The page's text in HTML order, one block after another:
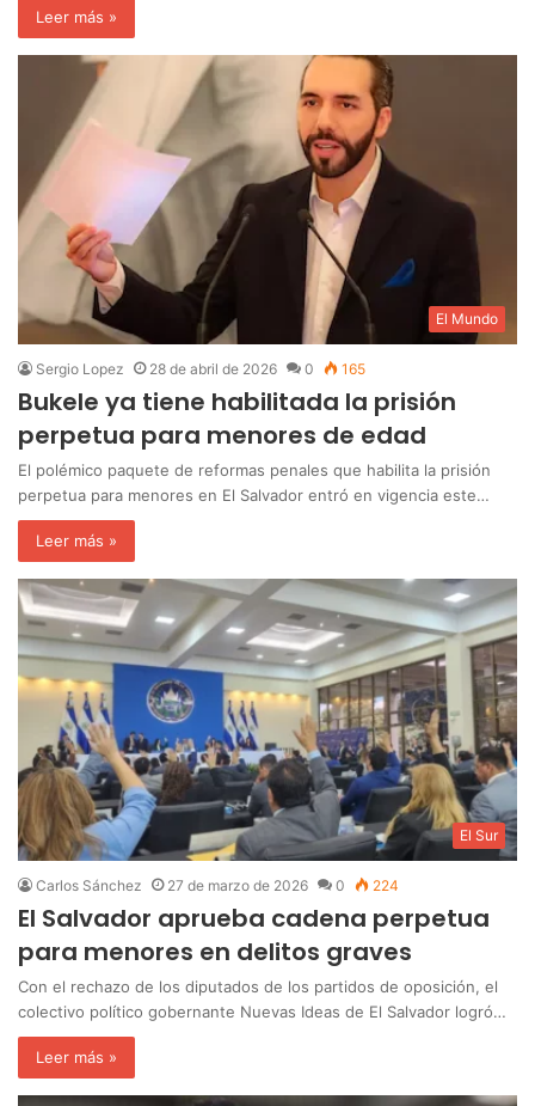
Leer más »
El Mundo
Sergio Lopez 28 de abril de 2026 0 165
Bukele ya tiene habilitada la prisión
perpetua para menores de edad
‎El polémico paquete de reformas penales que habilita la prisión
perpetua para menores en El Salvador entró en vigencia este…
Leer más »
El Sur
Carlos Sánchez 27 de marzo de 2026 0 224
El Salvador aprueba cadena perpetua
para menores en delitos graves
Con el rechazo de los diputados de los partidos de oposición, el
colectivo político gobernante Nuevas Ideas de El Salvador logró…
Leer más »